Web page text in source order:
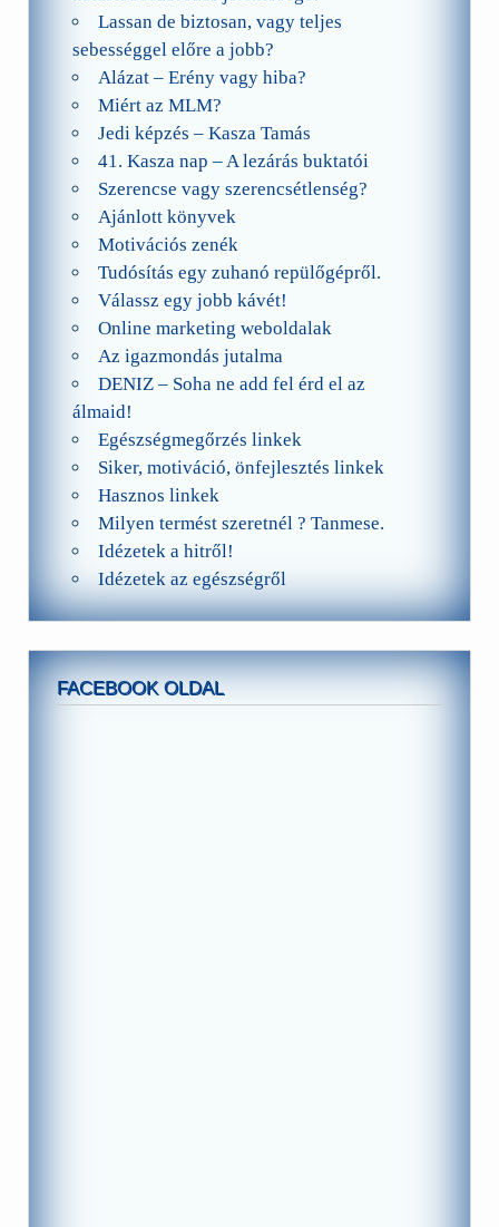
Lassan de biztosan, vagy teljes
sebességgel előre a jobb?
Alázat – Erény vagy hiba?
Miért az MLM?
Jedi képzés – Kasza Tamás
41. Kasza nap – A lezárás buktatói
Szerencse vagy szerencsétlenség?
Ajánlott könyvek
Motivációs zenék
Tudósítás egy zuhanó repülőgépről.
Válassz egy jobb kávét!
Online marketing weboldalak
Az igazmondás jutalma
DENIZ – Soha ne add fel érd el az
álmaid!
Egészségmegőrzés linkek
Siker, motiváció, önfejlesztés linkek
Hasznos linkek
Milyen termést szeretnél ? Tanmese.
Idézetek a hitről!
Idézetek az egészségről
FACEBOOK OLDAL